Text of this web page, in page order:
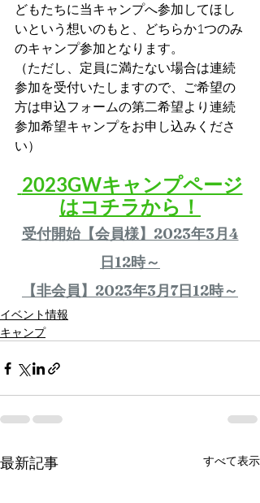
どもたちに当キャンプへ参加してほし
いという想いのもと、どちらか1つのみ
のキャンプ参加となります。
（ただし、定員に満たない場合は連続
参加を受付いたしますので、ご希望の
方は申込フォームの第二希望より連続
参加希望キャンプをお申し込みくださ
い）
はコチラから！
受付開始【会員様】2023年3月4
日12時～
【非会員】2023年3月7日12時～
イベント情報
キャンプ
最新記事 すべて表示